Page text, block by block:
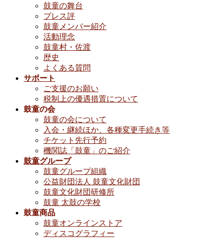
鼓童の舞台
プレス評
鼓童メンバー紹介
活動理念
鼓童村・佐渡
歴史
よくある質問
サポート
ご支援のお願い
税制上の優遇措置について
鼓童の会
鼓童の会について
入会・継続ほか、各種変更手続き等
チケット先行予約
機関誌「鼓童」のご紹介
鼓童グループ
鼓童グループ組織
公益財団法人 鼓童文化財団
鼓童文化財団研修所
鼓童 太鼓の学校
鼓童商品
鼓童オンラインストア
ディスコグラフィー